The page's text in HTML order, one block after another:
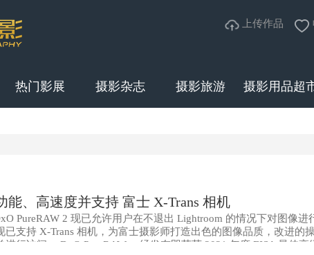
上传作品
热门影展 摄影杂志 摄影旅游 摄影用品超
能、高速度并支持 富士 X-Trans 相机
PureRAW 2 现已允许用户在不退出 Lightroom 的情况下对图像进
已支持 X-Trans 相机，为富士摄影师打造出色的图像品质，改进的
行访问。 DxO PureRAW 一经发布即荣获 2021 年度 EISA 最佳高